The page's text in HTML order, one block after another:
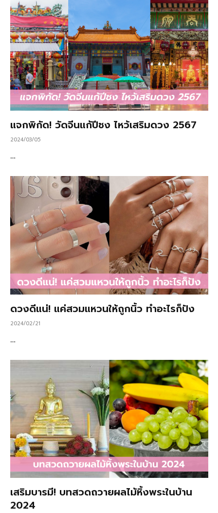
แจกพิกัด! วัดจีนแก้ปีชง ไหว้เสริมดวง 2567
2024/03/05
…
ดวงดีแน่! แค่สวมแหวนให้ถูกนิ้ว ทำอะไรก็ปัง
2024/02/21
…
เสริมบารมี! บทสวดถวายผลไม้หิ้งพระในบ้าน
2024